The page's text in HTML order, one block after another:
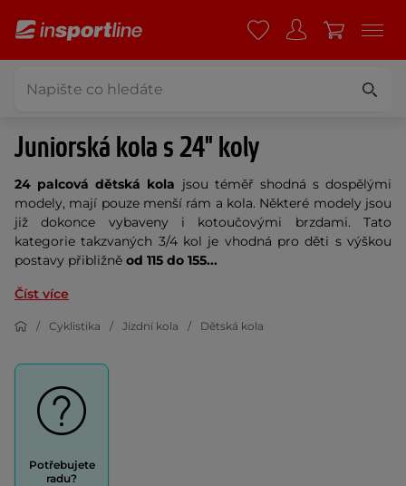
Juniorská kola s 24" koly
24 palcová dětská kola jsou téměř shodná s dospělými
modely, mají pouze menší rám a kola. Některé modely jsou
již dokonce vybaveny i kotoučovými brzdami. Tato
kategorie takzvaných 3/4 kol je vhodná pro děti s výškou
postavy přibližně od 115 do 155...
Číst více
Cyklistika Jízdní kola Dětská kola
Potřebujete
radu?